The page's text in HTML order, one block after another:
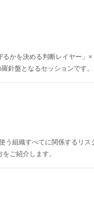
かを決める判断レイヤー」
針盤となるセッションです。
う組織すべてに関係するリス
ご紹介します。